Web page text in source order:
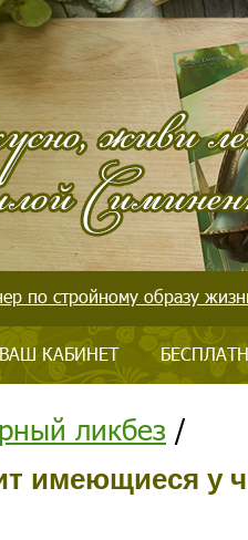
по стройному образу
ВАШ КАБИНЕТ
ликбез /
имеющиеся у